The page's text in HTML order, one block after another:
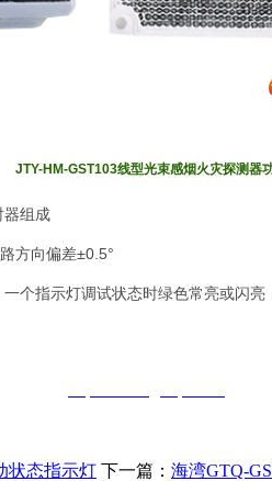
JTY-HM-GST103线型光束感烟火灾探测器
组成
方向偏差±0.5°
指示灯调试状态时绿色常亮或闪亮
状态指示灯 下一篇： 海湾GTQ-